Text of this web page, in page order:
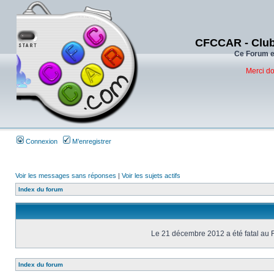
CFCCAR -
Ce Forum
Merci
Connexion M’enregistrer
Voir les messages sans réponses | Voir les sujets actifs
Index du forum
Le 21 décembre 2012 a été fatal au
Index du forum